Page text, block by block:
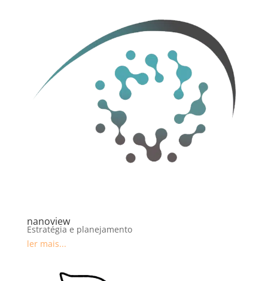
nanoview
Estratégia e planejamento
ler mais...